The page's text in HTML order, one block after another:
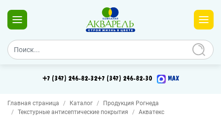
+7 (347) 246-82-32+7 (347) 246-82-30 MAX
Главная страница Каталог
Продукция Рогнеда
Текстурные антисептические покрытия
Акватекс